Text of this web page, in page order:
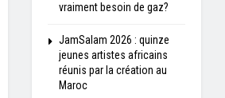
vraiment besoin de gaz?
JamSalam 2026 : quinze
jeunes artistes africains
réunis par la création au
Maroc